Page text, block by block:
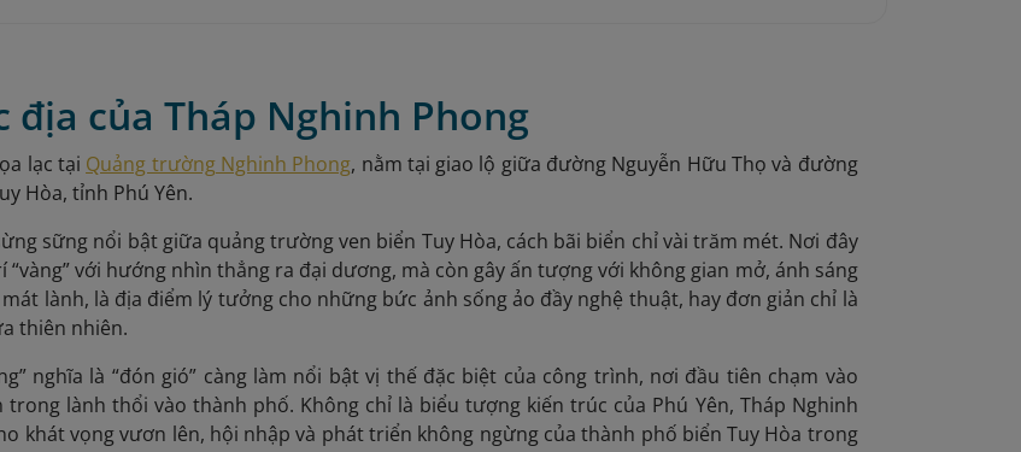
địa của Tháp Nghinh Phong
lạc tại Quảng trường Nghinh Phong, nằm tại giao lộ giữa đường Nguyễn Hữu Thọ và đường
Hòa, tỉnh Phú Yên.
sững nổi bật giữa quảng trường ven biển Tuy Hòa, cách bãi biển chỉ vài trăm mét. Nơi đây
với hướng nhìn thẳng ra đại dương, mà còn gây ấn tượng với không gian mở, ánh sáng
lành, là địa điểm lý tưởng cho những bức ảnh sống ảo đầy nghệ thuật, hay đơn giản chỉ là
thiên nhiên.
nghĩa là “đón gió” càng làm nổi bật vị thế đặc biệt của công trình, nơi đầu tiên chạm vào
lành thổi vào thành phố. Không chỉ là biểu tượng kiến trúc của Phú Yên, Tháp Nghinh
khát vọng vươn lên, hội nhập và phát triển không ngừng của thành phố biển Tuy Hòa trong